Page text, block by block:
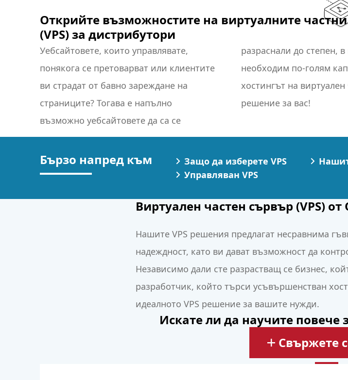
Открийте възможностите на виртуалните
(VPS) за дистрибутори
Уебсайтовете, които управлявате,
понякога се претоварват или клиентите
ви страдат от бавно зареждане на
страниците? Тогава е напълно
възможно уебсайтовете да са се
разраснали до степен, в която е
необходим по-голям капацитет. Тогава
хостингът на виртуален частен сървър е
решение за вас!
Бързо напред към Защо да изберете VPS
Управляван VPS
Виртуален частен сървър (VPS) от
Нашите VPS решения предлагат несравнима
надеждност, като ви дават възможност да
Независимо дали сте разрастващ се бизнес,
разработчик, който търси усъвършенстван
идеалното VPS решение за вашите нужди.
Искате ли да научите повече
Свържете